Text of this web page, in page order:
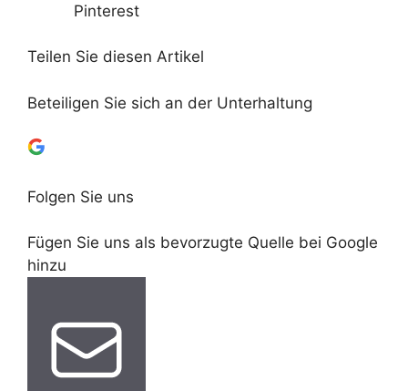
Pinterest
Teilen Sie diesen Artikel
Beteiligen Sie sich an der Unterhaltung
Folgen Sie uns
Fügen Sie uns als bevorzugte Quelle bei Google
hinzu